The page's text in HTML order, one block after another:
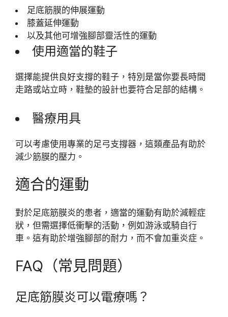
足底筋膜的伸展運動
膝蓋延伸運動
以及其他可增強腳部靈活性的運動
使用適當的鞋子
選擇能提供良好支撐的鞋子，特別是當你要長時間
走路或站立時，鞋墊的設計也要符合足部的結構。
醫療用具
可以考慮使用專業的足弓支撐器，這類產品有助於
減少筋膜的壓力。
適合的運動
對於足底筋膜炎的患者，適當的運動有助於減輕症
狀，但需選擇低衝擊的活動，例如游泳或騎自行
車。這有助於增強腳部的耐力，而不會加重炎症。
FAQ（常見問題）
足底筋膜炎可以電療嗎？